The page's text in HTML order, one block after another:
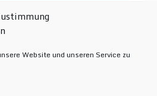
Website und unseren Service zu
wirklich aus?
Alltag